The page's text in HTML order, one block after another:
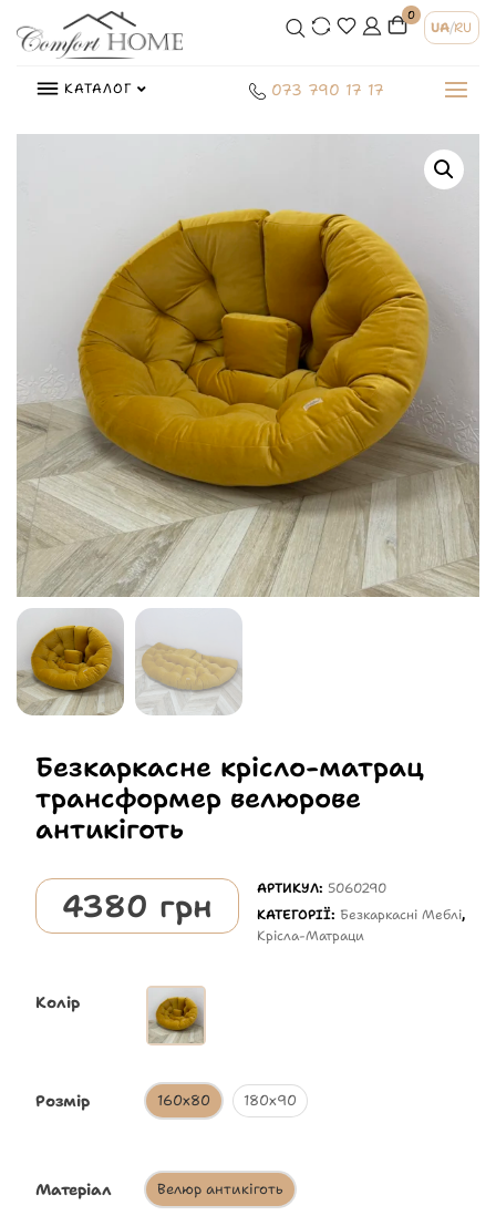
0
UA/RU
КАТАЛОГ 073 790 17 17
Безкаркасне крісло-матрац
трансформер велюрове
антикіготь
4380 грн АРТИКУЛ: 5060290
КАТЕГОРІЇ: Безкаркасні Меблі,
Крісла-Матраци
Колір
Розмір 160х80 180x90
Матеріал Велюр антикіготь